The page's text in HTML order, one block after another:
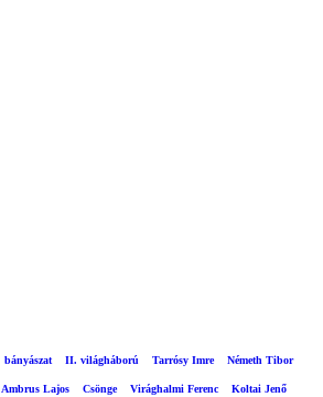
bányászat II. világháború Tarrósy Imre Németh Tibor
Ambrus Lajos Csönge Virághalmi Ferenc Koltai Jenő